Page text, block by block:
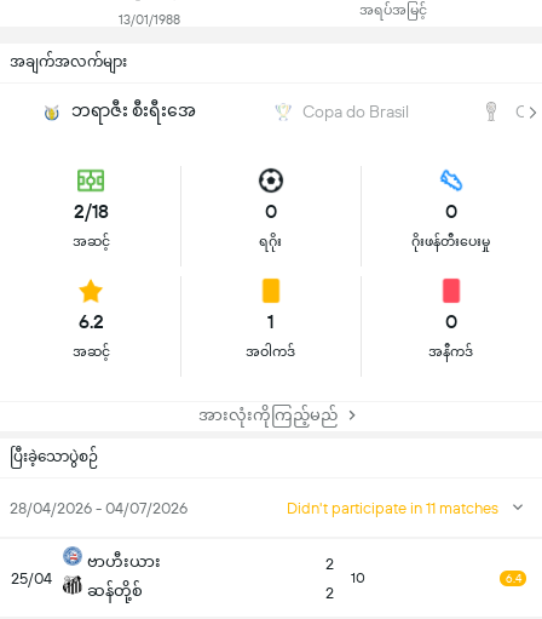
13/01/1988
အရပ်အမြင့်
အချက်အလက်များ
ဘရာဇီး စီးရီးအေ Copa do Brasil
2/18
အဆင့်
0
ရဂိုး
0
ဂိုးဖန်တီးပေးမှု
6.2
အဆင့်
1
အဝါကဒ်
0
အနီကဒ်
အားလုံးကိုကြည့်မည်
ပြီးခဲ့သောပွဲစဉ်
28/04/2026 - 04/07/2026 Didn't participate in 11 matches
25/04
ဗာဟီးယား
ဆန်တို့စ်
2
2
10 6.4